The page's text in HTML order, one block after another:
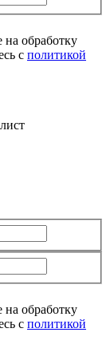
на обработку
с политикой
на обработку
с политикой